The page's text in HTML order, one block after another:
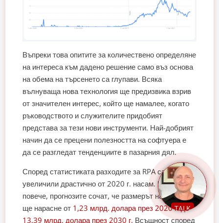
Въпреки това опитите за количествено определяне
на интереса към дадено решение само въз основа
на обема на търсенето са глупави. Всяка
вълнуваща нова технология ще предизвика взрив
от значителен интерес, който ще намалее, когато
ръководството и служителите придобият
представа за тези нови инструменти. Най-добрият
начин да се прецени полезността на софтуера е
да се разгледат тенденциите в пазарния дял.
Според статистиката разходите за RPA са се
увеличили драстично от 2020 г. насам. Нещо
повече, прогнозите сочат, че размерът на пазара
ще нарасне от 1,23 млрд. долара през 2020 г. до
13,39 млрд. долара през 2030 г. Всъщност според
TALK